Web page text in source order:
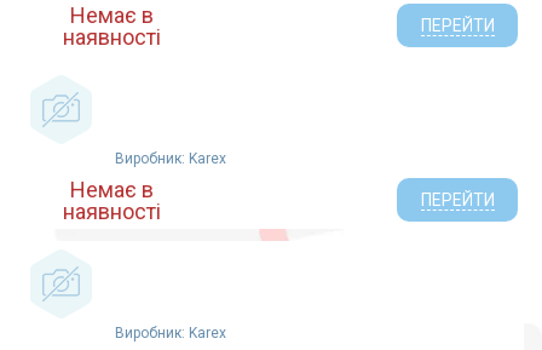
Немає в
наявності
ПЕРЕЙТИ
Виробник: Karex
Немає в
наявності
ПЕРЕЙТИ
Виробник: Karex